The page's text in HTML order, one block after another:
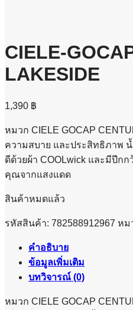
CIELE-
LAKESIDE
1,390 ฿
หมวก CIELE GOCAP
ความสบาย และประสิทธิภาพ
ดีด้วยผ้า COOLwick และมีปีก
คุณจากแสงแดด
สินค้าหมดแล้ว
รหัสสินค้า: 782588912967 หม
คำอธิบาย
ข้อมูลเพิ่มเติม
บทวิจารณ์ (0)
หมวก CIELE GOCAP